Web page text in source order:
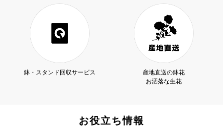
鉢・スタンド回収サービス
産地直送の鉢花
お洒落な生花
お役立ち情報